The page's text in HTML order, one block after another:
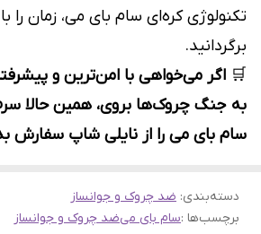
تکنولوژی کره‌ای سام بای می، زمان را
برگردانید.
🛒 اگر می‌خواهی با امن‌ترین و
به جنگ چروک‌ها بروی، همین حالا
سام بای می را از نایلی شاپ سفارش
دسته‌بندی: ضد چروک و جوانساز
برچسب‌ها :سام بای میضد چروک و جوانساز